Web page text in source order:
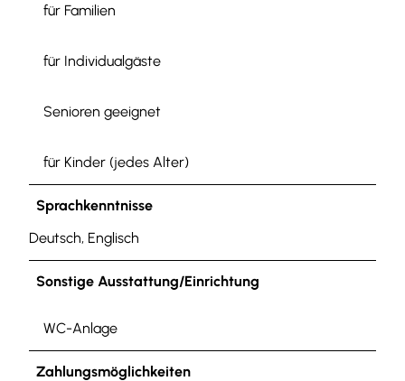
für Familien
für Individualgäste
Senioren geeignet
für Kinder (jedes Alter)
Sprachkenntnisse
Deutsch, Englisch
Sonstige Ausstattung/Einrichtung
WC-Anlage
Zahlungsmöglichkeiten